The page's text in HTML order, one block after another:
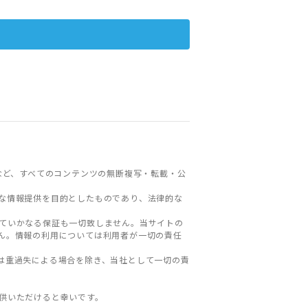
、すべてのコンテンツの無断複写・転載・公
報提供を目的としたものであり、法律的な
いかなる保証も一切致しません。当サイトの
情報の利用については利用者が一切の責任
過失による場合を除き、当社として一切の責
ただけると幸いです。